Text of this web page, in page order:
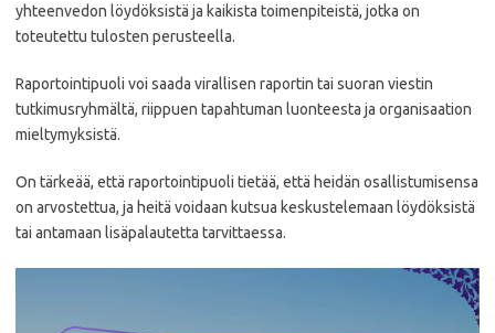
yhteenvedon löydöksistä ja kaikista toimenpiteistä, jotka on
toteutettu tulosten perusteella.
Raportointipuoli voi saada virallisen raportin tai suoran viestin
tutkimusryhmältä, riippuen tapahtuman luonteesta ja organisaation
mieltymyksistä.
On tärkeää, että raportointipuoli tietää, että heidän osallistumisensa
on arvostettua, ja heitä voidaan kutsua keskustelemaan löydöksistä
tai antamaan lisäpalautetta tarvittaessa.